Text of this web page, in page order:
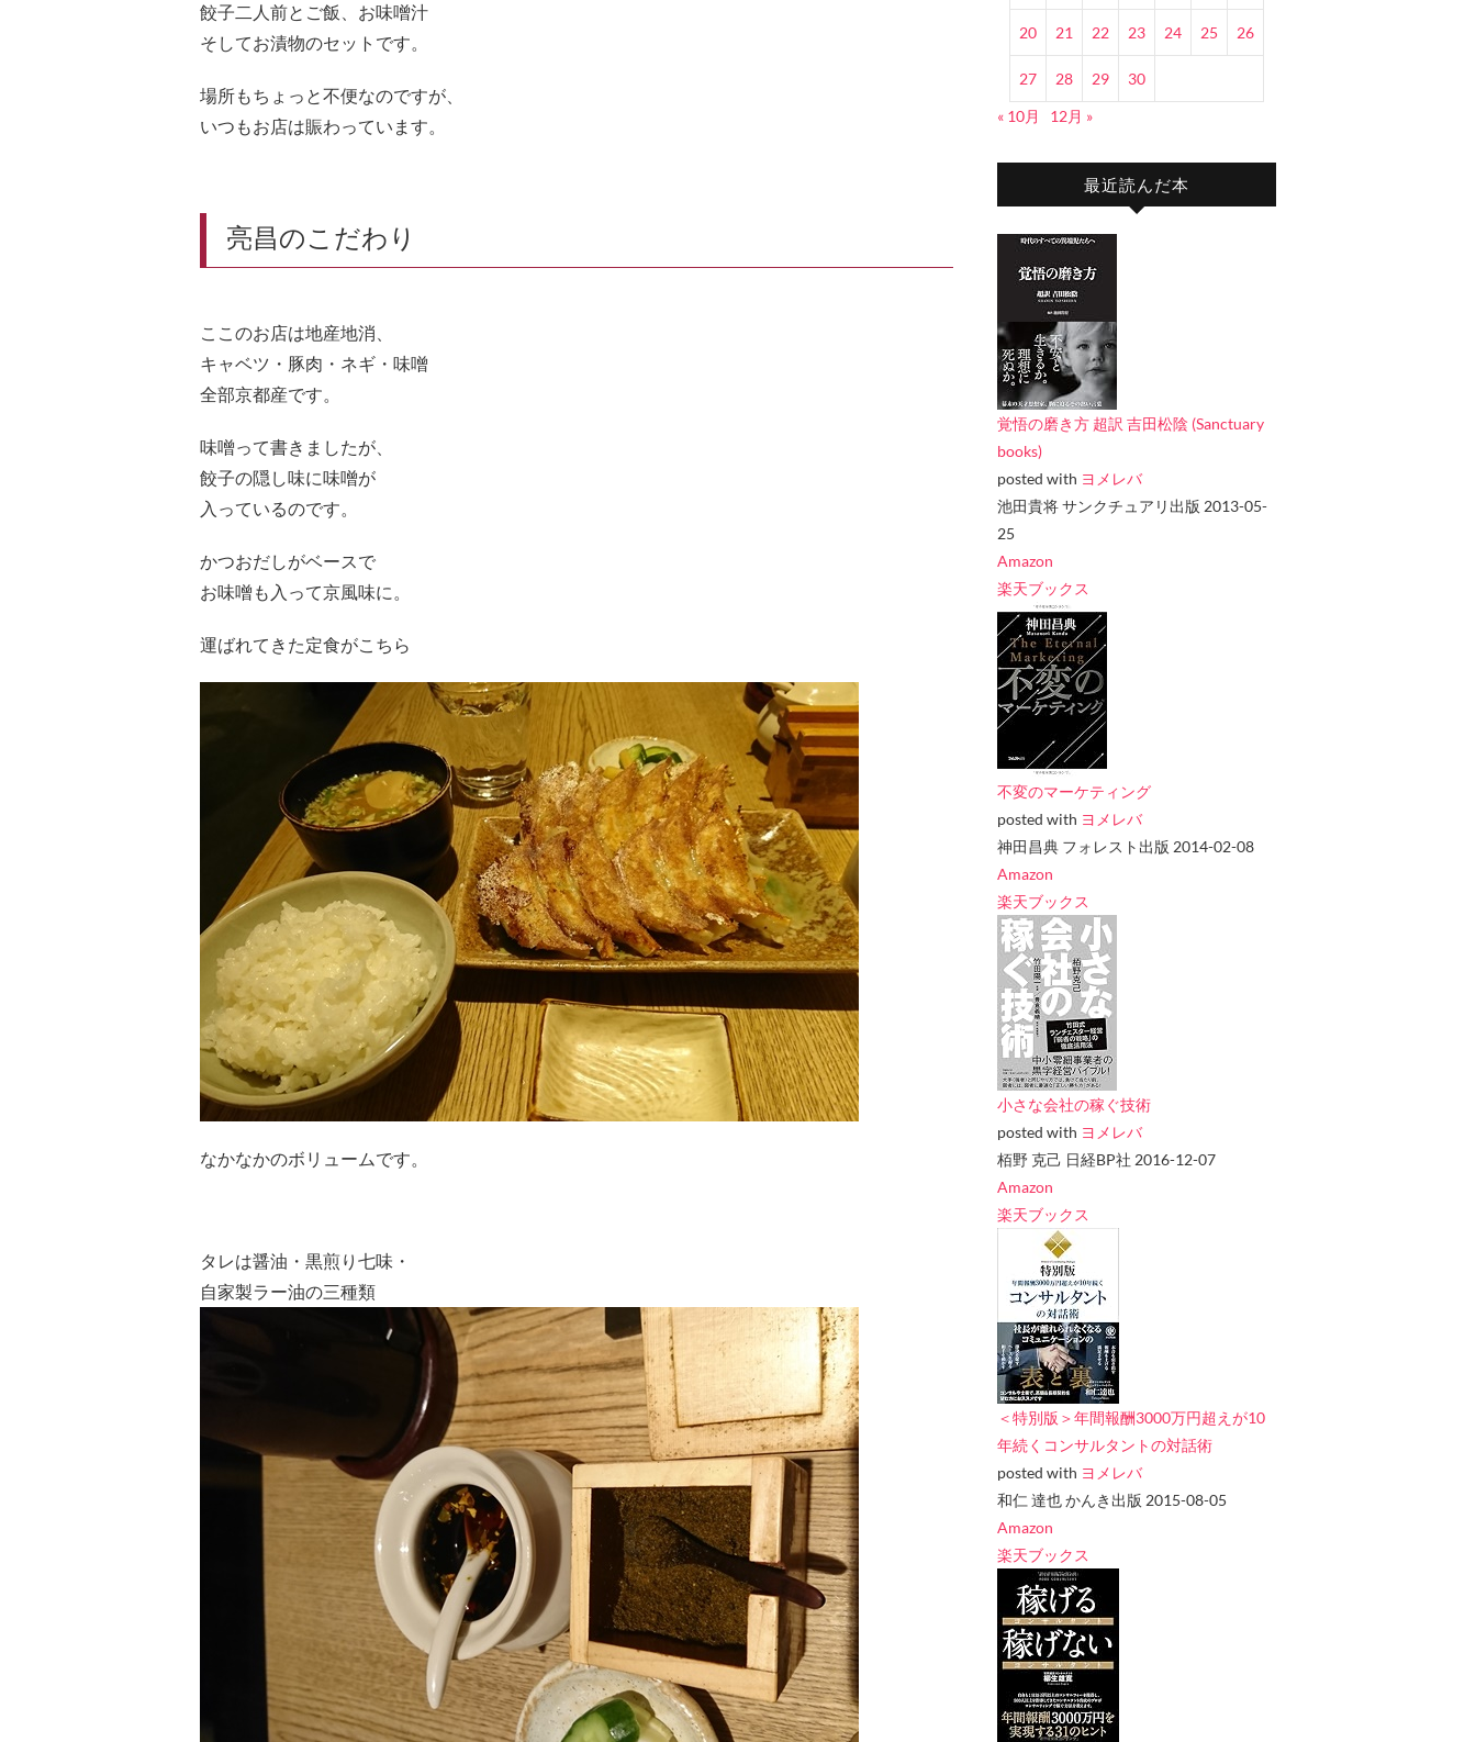
餃子二人前とご飯、お味噌汁
そしてお漬物のセットです。
場所もちょっと不便なのですが、
いつもお店は賑わっています。
亮昌のこだわり
ここのお店は地産地消、
キャベツ・豚肉・ネギ・味噌
全部京都産です。
味噌って書きましたが、
餃子の隠し味に味噌が
入っているのです。
かつおだしがベースで
お味噌も入って京風味に。
運ばれてきた定食がこちら
なかなかのボリュームです。
タレは醤油・黒煎り七味・
自家製ラー油の三種類
20 21 22 23 24 25 26
27 28 29
30
« 10月
12月 »
最近読んだ本
覚悟の磨き方 超訳 吉田松陰 (Sanctuary
books)
posted with ヨメレバ
池田貴将 サンクチュアリ出版 2013-05-
25
Amazon
楽天ブックス
不変のマーケティング
posted with ヨメレバ
神田昌典 フォレスト出版 2014-02-08
Amazon
楽天ブックス
小さな会社の稼ぐ技術
posted with ヨメレバ
栢野 克己 日経BP社 2016-12-07
Amazon
楽天ブックス
＜特別版＞年間報酬3000万円超えが10
年続くコンサルタントの対話術
posted with ヨメレバ
和仁 達也 かんき出版 2015-08-05
Amazon
楽天ブックス